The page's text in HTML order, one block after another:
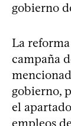
gobierno
La
campaña
gobierno,
el
empleos